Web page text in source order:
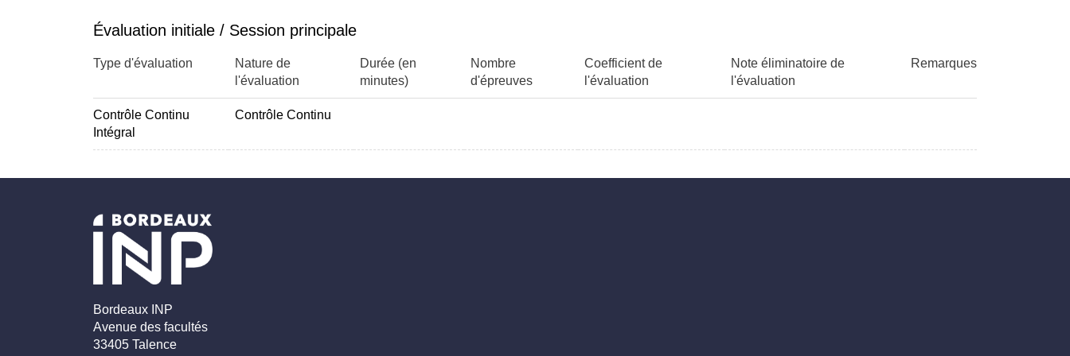
Évaluation initiale / Session principale
Type d'évaluation
Nature de
l'évaluation
Durée (en
minutes)
Nombre
d'épreuves
Coefficient de
l'évaluation
Note éliminatoire de
l'évaluation
Remarques
Contrôle Continu
Intégral
Contrôle Continu
Bordeaux INP
Avenue des facultés
33405 Talence